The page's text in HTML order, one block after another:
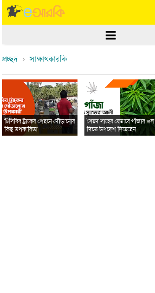
প্রচ্ছদ সাক্ষাৎকারকি
টিসিবির ট্রাকের পেছনে দৌড়ানোর
কিছু উপকারিতা
সৈয়দ সাহেব যেভাবে গাঁজার গুল
দিতে উপদেশ দিয়েছেন